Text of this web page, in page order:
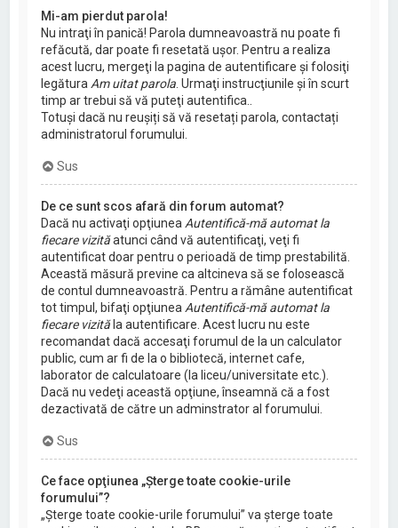
Mi-am pierdut parola!
Nu intraţi în panică! Parola dumneavoastră nu poate fi
refăcută, dar poate fi resetată uşor. Pentru a realiza
acest lucru, mergeţi la pagina de autentificare şi folosiţi
legătura Am uitat parola . Urmaţi instrucţiunile şi în scurt
timp ar trebui să vă puteţi autentifica..
Totuși dacă nu reușiți să vă resetați parola, contactați
administratorul forumului.
Sus
De ce sunt scos afară din forum automat?
Dacă nu activaţi opţiunea Autentifică-mă automat la
fiecare vizităatunci când vă autentificaţi, veţi fi
autentificat doar pentru o perioadă de timp prestabilită.
Această măsură previne ca altcineva să se folosească
de contul dumneavoastră. Pentru a rămâne autentificat
tot timpul, bifaţi opţiunea Autentifică-mă automat la
fiecare vizităla autentificare. Acest lucru nu este
recomandat dacă accesaţi forumul de la un calculator
public, cum ar fi de la o bibliotecă, internet cafe,
laborator de calculatoare (la liceu/universitate etc.).
Dacă nu vedeţi această opţiune, înseamnă că a fost
dezactivată de către un adminstrator al forumului.
Sus
Ce face opţiunea „Şterge toate cookie-urile
forumului”?
„Şterge toate cookie-urile forumului” va şterge toate